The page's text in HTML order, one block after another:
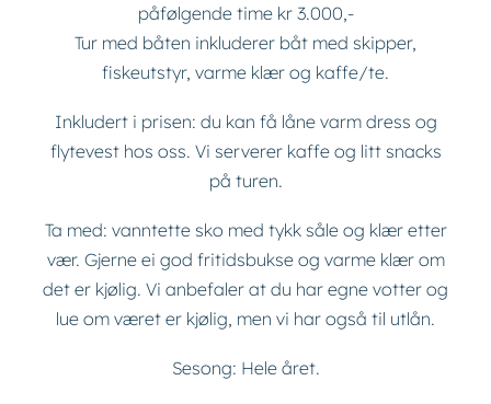
påfølgende time kr 3.000,-
Tur med båten inkluderer båt med skipper,
fiskeutstyr, varme klær og kaffe/te.
Inkludert i prisen: du kan få låne varm dress og
flytevest hos oss. Vi serverer kaffe og litt snacks
på turen.
Ta med: vanntette sko med tykk såle og klær etter
vær. Gjerne ei god fritidsbukse og varme klær om
det er kjølig. Vi anbefaler at du har egne votter og
lue om været er kjølig, men vi har også til utlån.
Sesong: Hele året.